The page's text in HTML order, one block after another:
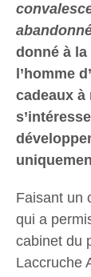
donné à
l’homme
cadeaux
Faisant un
qui a
cabinet du
Laccruche